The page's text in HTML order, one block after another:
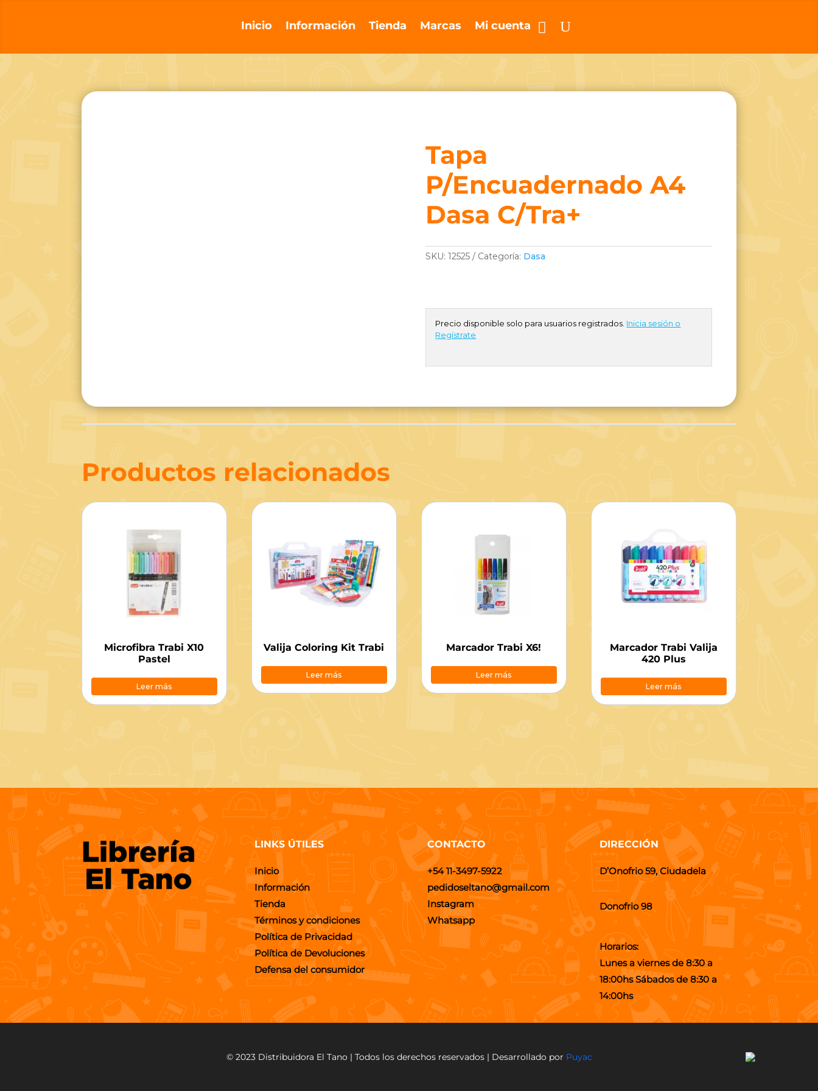
Inicio Información Tienda Marcas Mi cuenta
Tapa
P/Encuadernado A4
Dasa C/Tra+
SKU:12525 Categoría: Dasa
Precio disponible solo para usuarios registrados. Inicia sesión o
Regístrate
Productos relacionados
Microfibra Trabi X10
Pastel
Leer más
Valija Coloring Kit Trabi
Leer más
Marcador Trabi X6!
Leer más
Marcador Trabi Valija
420 Plus
Leer más
LINKS ÚTILES
Inicio
Información
Tienda
Términos y condiciones
Política de Privacidad
Política de Devoluciones
Defensa del consumidor
CONTACTO
+54 11-3497-5922
pedidoseltano@gmail.com
Instagram
Whatsapp
DIRECCIÓN
D’Onofrio 59, Ciudadela
Donofrio 98
Horarios:
Lunes a viernes de 8:30 a
18:00hs Sábados de 8:30 a
14:00hs
© 2023 Distribuidora El Tano | Todos los derechos reservados | Desarrollado por Puyac